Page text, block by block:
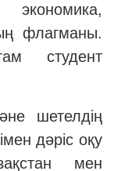
флагманы.
студент
шетелдің
дәріс оқу
мен